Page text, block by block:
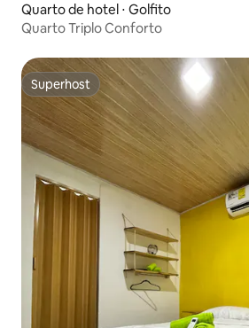
Quarto de hotel ⋅ Golfito
Quarto Triplo Conforto
Superhost
Superhost